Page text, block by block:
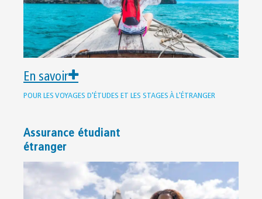
En savoir
POUR LES VOYAGES D'ÉTUDES ET LES STAGES À L'ÉTRANGER
Assurance étudiant
étranger